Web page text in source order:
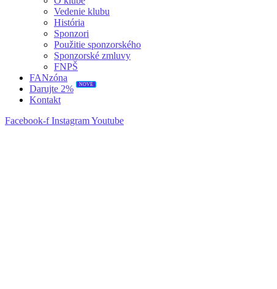
Vedenie klubu
História
Sponzori
Použitie sponzorského
Sponzorské zmluvy
FNPŠ
FANzóna
Darujte 2%
NOVÉ
Kontakt
Facebook-f InstagramYoutube